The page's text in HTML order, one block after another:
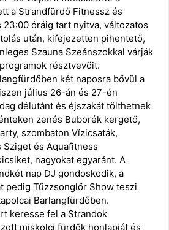
a Strandfürdő Fitnessz és
23:00 óráig tart nyitva, változatos
után, kifejezetten pihentető,
Szauna Szeánszokkal várják
résztvevőit.
két naposra bővül a
július 26-án és 27-én
délutánt és éjszakát tölthetnek
zenés Buborék kergető,
szombaton Vízicsaták,
Sziget és Aquafitness
nagyokat egyaránt. A
nap DJ gondoskodik, a
pedig Tűzzsonglőr Show teszi
Barlangfürdőben.
keresse fel a Strandok
miskolci fürdők honlapját és